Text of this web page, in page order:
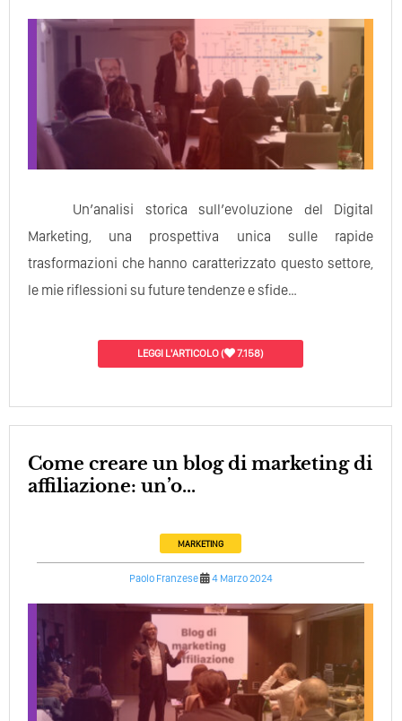
Un’analisi storica sull’evoluzione del Digital
Marketing, una prospettiva unica sulle rapide
trasformazioni che hanno caratterizzato questo settore,
le mie riflessioni su future tendenze e sfide…
LEGGI L'ARTICOLO( 7.158)
Come creare un blog di marketing di
affiliazione: un’o...
MARKETING
Paolo Franzese 4 Marzo 2024